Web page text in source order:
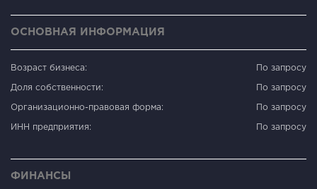
ОСНОВНАЯ ИНФОРМАЦИЯ
Возраст бизнеса: По запросу
Доля собственности: По запросу
Организационно-правовая форма: По запросу
ИНН предприятия: По запросу
ФИНАНСЫ